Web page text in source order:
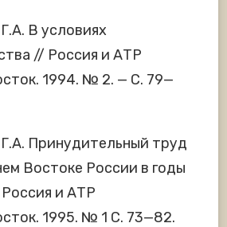
В условиях
// Россия и АТР
1994. № 2. — С. 79—
Принудительный труд
Востоке России в годы
и АТР
1995. № 1 С. 73—82.